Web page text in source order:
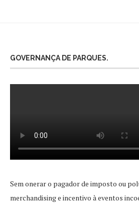
GOVERNANÇA DE PARQUES.
Sem onerar o pagador de imposto ou
merchandising e incentivo à eventos